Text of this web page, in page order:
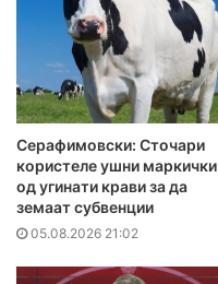
Серафимовски: Сточари
користеле ушни маркички
од угинати крави за да
земаат субвенции
05.08.2026 21:02